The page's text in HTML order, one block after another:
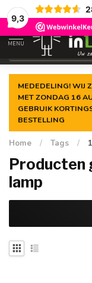
9,3
Gegarandeerde
MENU
MEDEDELING! WIJ
MET ZONDAG 16
GEBRUIK
BESTELLING
Home / Tags /
Producten
lamp